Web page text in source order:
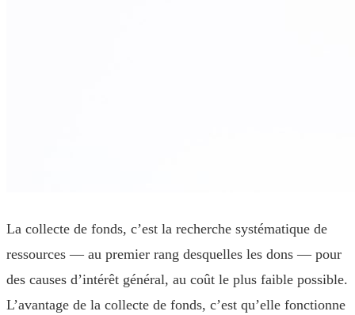
La collecte de fonds, c’est la recherche systématique de
ressources — au premier rang desquelles les dons — pour
des causes d’intérêt général, au coût le plus faible possible.
L’avantage de la collecte de fonds, c’est qu’elle fonctionne